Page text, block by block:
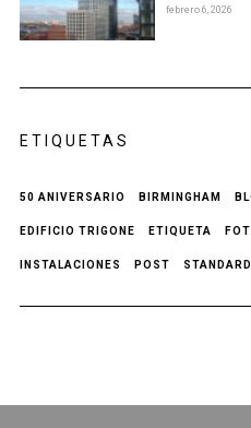
febrero 6, 2026
ETIQUETAS
50 ANIVERSARIO BIRMINGHAM
EDIFICIO TRIGONE ETIQUETA
INSTALACIONES POST STANDARD